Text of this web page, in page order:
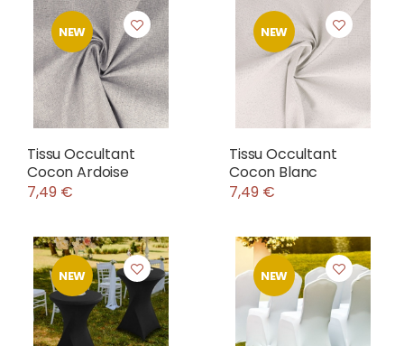
NEW
Tissu Occultant
Cocon Ardoise
7,49 €
NEW
Tissu Occultant
Cocon Blanc
7,49 €
NEW NEW